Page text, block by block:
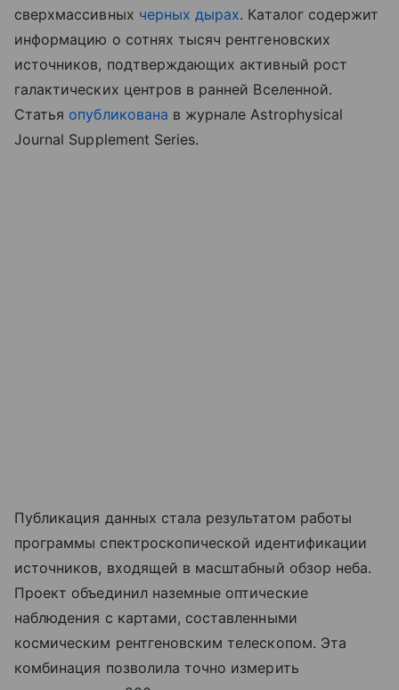
сверхмассивных черных дырах. Каталог содержит
информацию о сотнях тысяч рентгеновских
источников, подтверждающих активный рост
галактических центров в ранней Вселенной.
Статья опубликована в журнале Astrophysical
Journal Supplement Series.
Публикация данных стала результатом работы
программы спектроскопической идентификации
источников, входящей в масштабный обзор неба.
Проект объединил наземные оптические
наблюдения с картами, составленными
космическим рентгеновским телескопом. Эта
комбинация позволила точно измерить